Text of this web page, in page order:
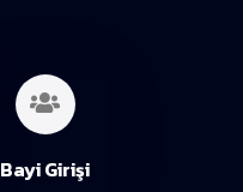
Bayi Girişi